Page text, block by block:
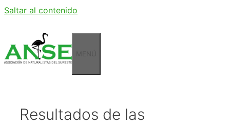
Saltar al contenido
Resultados de las